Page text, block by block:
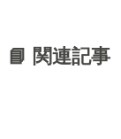
📘 関連記事